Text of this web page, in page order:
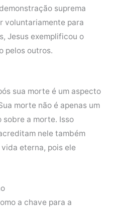
suprema
voluntariamente para
Jesus exemplificou o
pelos outros.
sua morte é um aspecto
morte não é apenas um
a morte. Isso
nele também
eterna, pois ele
a chave para a